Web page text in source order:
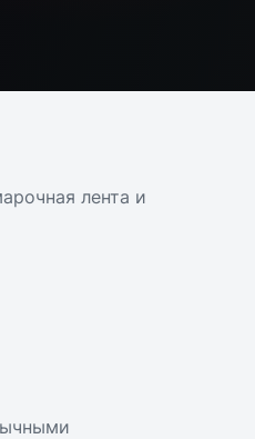
лента и